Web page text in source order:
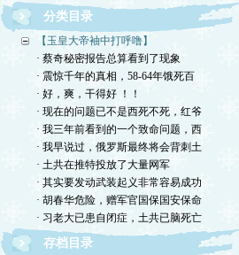
分类目录
【玉皇大帝袖中打呼噜】
· 蔡奇秘密报告总算看到了现象
· 震惊千年的真相，58-64年饿死百
· 好，爽，干得好 ！！
· 现在的问题已不是西死不死，红爷
· 我三年前看到的一个致命问题，西
· 我早说过，俄罗斯最终将会背刺土
· 土共在推特投放了大量网军
· 其实要发动武装起义非常容易成功
· 胡春华危险，赠军官国保国安保命
· 习老大已患自闭症，土共已脑死亡
存档目录